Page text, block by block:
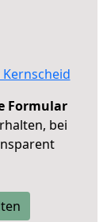
Formular
bei